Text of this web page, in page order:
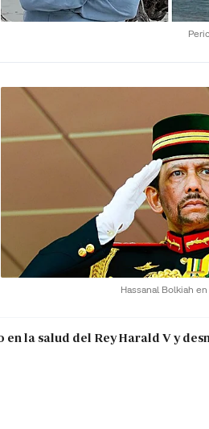
Hassanal Bolkiah
en la salud del Rey Harald V y